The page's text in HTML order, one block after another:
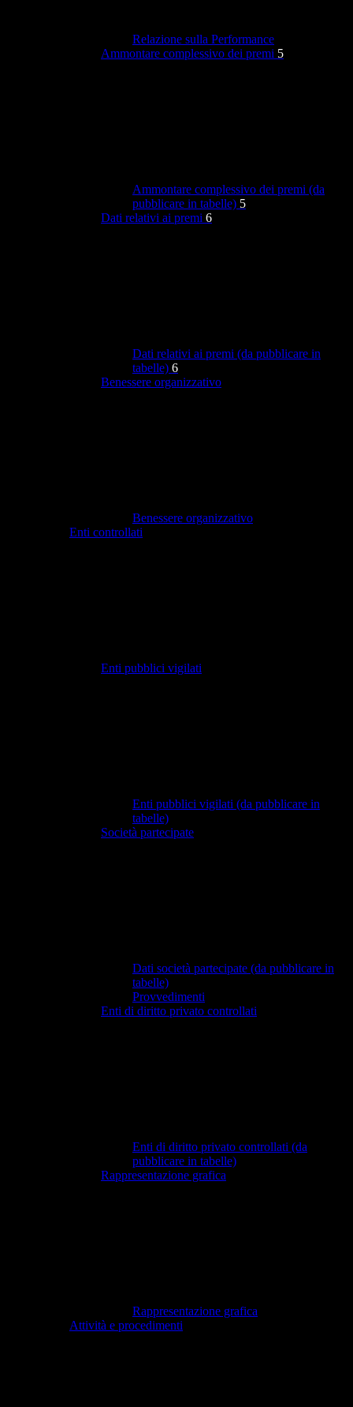
Relazione sulla Performance
Ammontare complessivo dei premi 5
Ammontare complessivo dei premi (da
pubblicare in tabelle) 5
Dati relativi ai premi 6
Dati relativi ai premi (da pubblicare in
tabelle) 6
Benessere organizzativo
Benessere organizzativo
Enti controllati
Enti pubblici vigilati
Enti pubblici vigilati (da pubblicare in
tabelle)
Società partecipate
Dati società partecipate (da pubblicare in
tabelle)
Provvedimenti
Enti di diritto privato controllati
Enti di diritto privato controllati (da
pubblicare in tabelle)
Rappresentazione grafica
Rappresentazione grafica
Attività e procedimenti